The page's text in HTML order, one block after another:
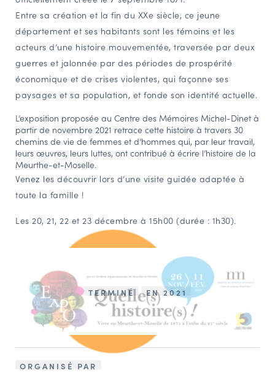
Étudiants & chercheurs
Entre sa création et la fin du XXe siècle, ce jeune
département et ses habitants sont les témoins et les
acteurs d’une histoire mouvementée, traversée par deux
guerres et jalonnée par des périodes de prospérité
économique et de crises violentes, qui façonne ses
paysages et sa population, et fonde son identité actuelle.
L’exposition proposée au Centre des Mémoires Michel-Dinet à
partir de novembre 2021 retrace cette histoire à travers 30
chemins de vie de femmes et d’hommes qui, par leur travail,
leurs œuvres, leurs luttes, ont contribué à écrire l’histoire de la
Meurthe-et-Moselle.
Venez les découvrir lors d’une visite guidée adaptée à
toute la famille !
Les 20, 21, 22 et 23 décembre à 15h00 (durée : 1h30).
TERMINÉ EN 2021
ORGANISÉ PAR